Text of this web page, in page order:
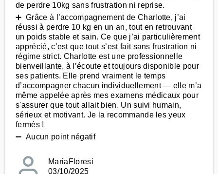
de perdre 10kg sans frustration ni reprise.
➕ Grâce à l’accompagnement de Charlotte, j’ai
réussi à perdre 10 kg en un an, tout en retrouvant
un poids stable et sain. Ce que j’ai particulièrement
apprécié, c’est que tout s’est fait sans frustration ni
régime strict. Charlotte est une professionnelle
bienveillante, à l’écoute et toujours disponible pour
ses patients. Elle prend vraiment le temps
d’accompagner chacun individuellement — elle m’a
même appelée après mes examens médicaux pour
s'assurer que tout allait bien. Un suivi humain,
sérieux et motivant. Je la recommande les yeux
fermés !
➖ Aucun point négatif
MariaFloresi
03/10/2025